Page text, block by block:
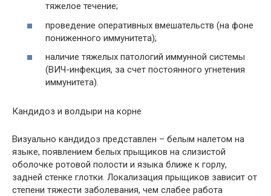
тяжелое течение;
проведение оперативных вмешательств (на фоне
пониженного иммунитета);
наличие тяжелых патологий иммунной системы
(ВИЧ-инфекция, за счет постоянного угнетения
иммунитета).
Кандидоз и волдыри на корне
Визуально кандидоз представлен – белым налетом на
языке, появлением белых прыщиков на слизистой
оболочке ротовой полости и языка ближе к горлу,
задней стенке глотки. Локализация прыщиков зависит от
степени тяжести заболевания, чем слабее работа